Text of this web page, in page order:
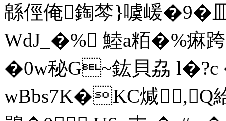
緜俓俺鋾棽}噳嵈�9�
WdJ_�% 鯥a粨�%痳
�0w秘G~鈜貝劦 l�?c
wBbs7K�KC煘,Q